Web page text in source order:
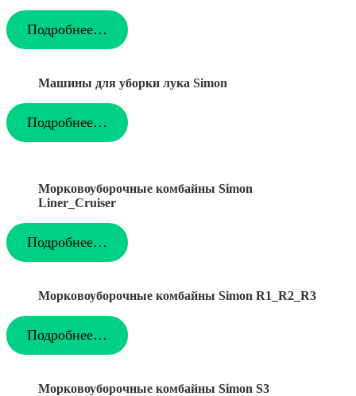
Подробнее…
Машины для уборки лука Simon
Подробнее…
Морковоуборочные комбайны Simon
Liner_Cruiser
Подробнее…
Морковоуборочные комбайны Simon R1_R2_R3
Подробнее…
Морковоуборочные комбайны Simon S3